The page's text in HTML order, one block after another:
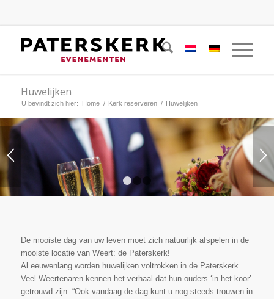
Huwelijken
U bevindt zich hier: Home / Kerk reserveren / Huwelijken
1 2 3
De mooiste dag van uw leven moet zich natuurlijk afspelen in de
mooiste locatie van Weert: de Paterskerk!
Al eeuwenlang worden huwelijken voltrokken in de Paterskerk.
Veel Weertenaren kennen het verhaal dat hun ouders ‘in het koor’
getrouwd zijn. “Ook vandaag de dag kunt u nog steeds trouwen in